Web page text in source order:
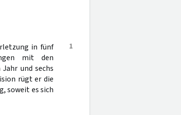
1
in fünf
mit den
und sechs
rügt er die
soweit es sich